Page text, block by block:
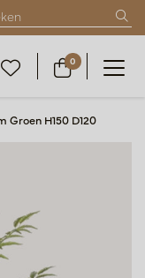
0
Groen H150 D120